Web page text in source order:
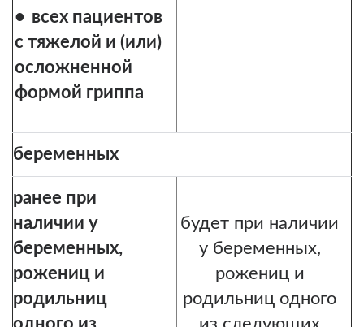
всех пациентов
с тяжелой и (или)
осложненной
формой гриппа
беременных
ранее при
наличии у
беременных,
рожениц и
родильниц
будет при наличии
у беременных,
рожениц и
родильниц одного